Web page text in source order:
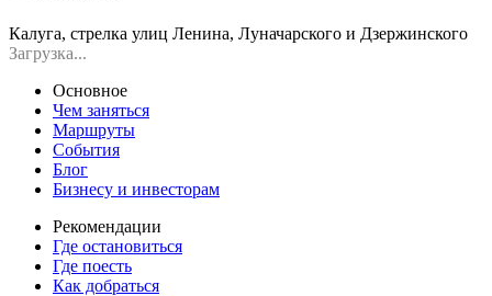
Калуга, стрелка улиц Ленина, Луначарского и Дзержинского
Загрузка...
Основное
Чем заняться
Маршруты
События
Блог
Бизнесу и инвесторам
Рекомендации
Где остановиться
Где поесть
Как добраться